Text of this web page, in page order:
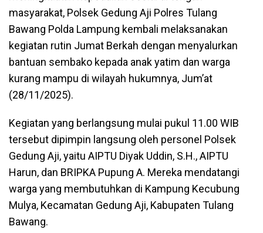
masyarakat, Polsek Gedung Aji Polres Tulang
Bawang Polda Lampung kembali melaksanakan
kegiatan rutin Jumat Berkah dengan menyalurkan
bantuan sembako kepada anak yatim dan warga
kurang mampu di wilayah hukumnya, Jum’at
(28/11/2025).
Kegiatan yang berlangsung mulai pukul 11.00 WIB
tersebut dipimpin langsung oleh personel Polsek
Gedung Aji, yaitu AIPTU Diyak Uddin, S.H., AIPTU
Harun, dan BRIPKA Pupung A. Mereka mendatangi
warga yang membutuhkan di Kampung Kecubung
Mulya, Kecamatan Gedung Aji, Kabupaten Tulang
Bawang.